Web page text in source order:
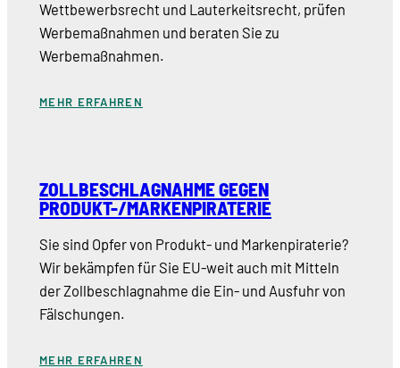
Wettbewerbsrecht und Lauterkeitsrecht, prüfen
Werbemaßnahmen und beraten Sie zu
Werbemaßnahmen.
MEHR ERFAHREN
ZOLLBESCHLAGNAHME GEGEN
PRODUKT-/MARKENPIRATERIE
Sie sind Opfer von Produkt- und Markenpiraterie?
Wir bekämpfen für Sie EU-weit auch mit Mitteln
der Zollbeschlagnahme die Ein- und Ausfuhr von
Fälschungen.
MEHR ERFAHREN